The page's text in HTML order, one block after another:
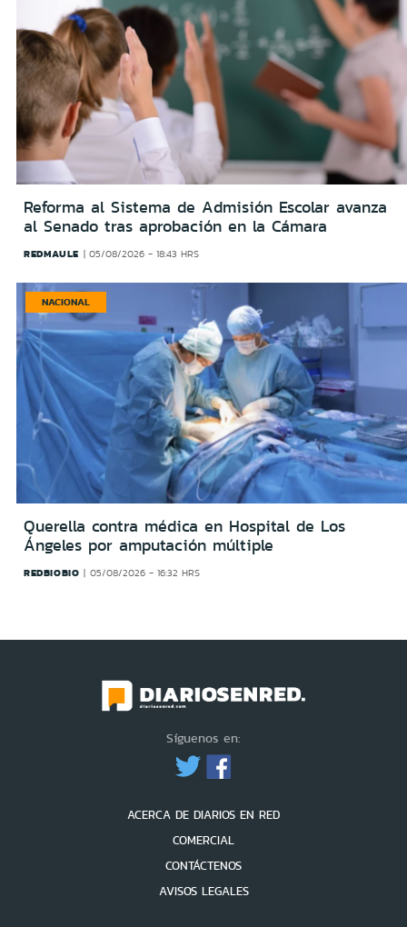
Reforma al Sistema de Admisión Escolar avanza
al Senado tras aprobación en la Cámara
REDMAULE 05/08/2026 - 18:43 HRS
NACIONAL
Querella contra médica en Hospital de Los
Ángeles por amputación múltiple
REDBIOBIO 05/08/2026 - 16:32 HRS
Síguenos en:
ACERCA DE DIARIOS EN RED
COMERCIAL
CONTÁCTENOS
AVISOS LEGALES